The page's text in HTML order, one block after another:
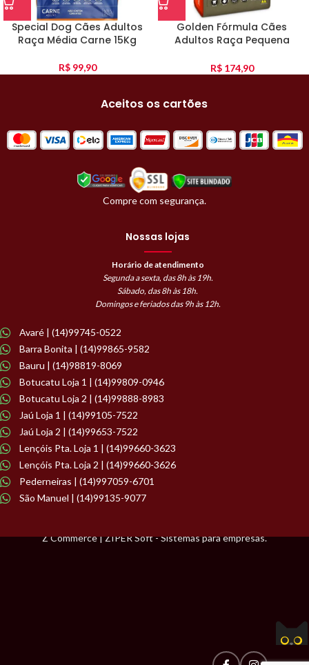
Special Dog Cães Adultos
Raça Média Carne 15Kg
R$99,90
Golden Fórmula Cães
Adultos Raça Pequena
R$174,90
Aceitos os cartões
Compre com segurança.
Nossas lojas
Horário de atendimento
Segunda a sexta, das 8h às 19h.
Sábado, das 8h às 18h.
Domingos e feriados das 9h às 12h.
Avaré | (14)99745-0522
Barra Bonita | (14)99865-9582
Bauru | (14)98819-8069
Botucatu Loja 1 | (14)99809-0946
Botucatu Loja 2 | (14)99888-8983
Jaú Loja 1 | (14)99105-7522
Jaú Loja 2 | (14)99653-7522
Lençóis Pta. Loja 1 | (14)99660-3623
Lençóis Pta. Loja 2 | (14)99660-3626
Pederneiras | (14)997059-6701
São Manuel | (14)99135-9077
Z Commerce | ZIPER Soft - Sistemas para empresas.